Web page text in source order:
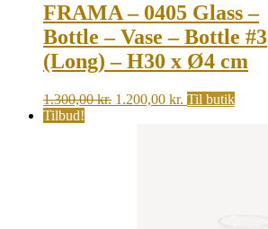
FRAMA – 0405 Glass –
Bottle – Vase – Bottle #3
(Long) – H30 x Ø4 cm
1.300,00kr. Original
1.200,00 kr. Current
Til butik
Tilbud!